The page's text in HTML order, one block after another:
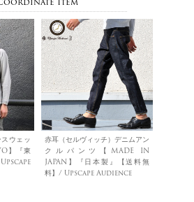
ウェッ
】『東
赤耳（セルヴィッチ）デニムアン
クルパンツ【MADE IN
JAPAN】『日本製』【送料無
料】/ Upscape Audience